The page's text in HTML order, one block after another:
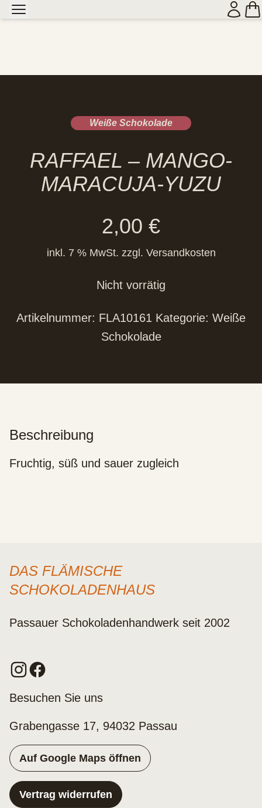
Weiße Schokolade
RAFFAEL – MANGO-
MARACUJA-YUZU
2,00 €
inkl. 7 % MwSt. zzgl. Versandkosten
Nicht vorrätig
Artikelnummer: FLA10161 Kategorie: Weiße
Schokolade
Beschreibung
Fruchtig, süß und sauer zugleich
DAS FLÄMISCHE
SCHOKOLADENHAUS
Passauer Schokoladenhandwerk seit 2002
Besuchen Sie uns
Grabengasse 17, 94032 Passau
Auf Google Maps öffnen
Vertrag widerrufen